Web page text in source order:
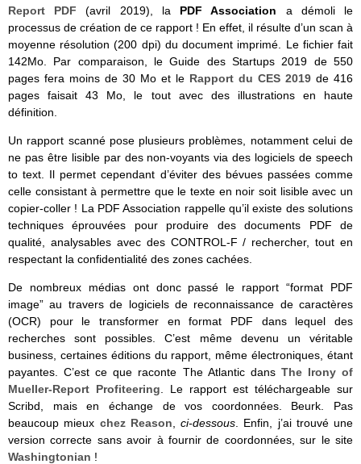
Report PDF (avril 2019), la PDF Association a démoli le
processus de création de ce rapport ! En effet, il résulte d’un scan à
moyenne résolution (200 dpi) du document imprimé. Le fichier fait
142Mo. Par comparaison, le Guide des Startups 2019 de 550
pages fera moins de 30 Mo et le Rapport du CES 2019 de 416
pages faisait 43 Mo, le tout avec des illustrations en haute
définition.
Un rapport scanné pose plusieurs problèmes, notamment celui de
ne pas être lisible par des non-voyants via des logiciels de speech
to text. Il permet cependant d’éviter des bévues passées comme
celle consistant à permettre que le texte en noir soit lisible avec un
copier-coller ! La PDF Association rappelle qu’il existe des solutions
techniques éprouvées pour produire des documents PDF de
qualité, analysables avec des CONTROL-F / rechercher, tout en
respectant la confidentialité des zones cachées.
De nombreux médias ont donc passé le rapport “format PDF
image” au travers de logiciels de reconnaissance de caractères
(OCR) pour le transformer en format PDF dans lequel des
recherches sont possibles. C’est même devenu un véritable
business, certaines éditions du rapport, même électroniques, étant
payantes. C’est ce que raconte The Atlantic dans The Irony of
Mueller-Report Profiteering . Le rapport est téléchargeable sur
Scribd, mais en échange de vos coordonnées. Beurk. Pas
beaucoup mieux chez Reason ci-dessous . Enfin, j’ai trouvé une
version correcte sans avoir à fournir de coordonnées, sur le site
Washingtonian !